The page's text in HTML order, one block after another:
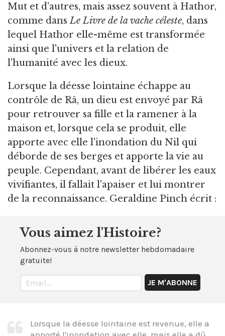
Mut et d'autres, mais assez souvent à Hathor,
comme dansLe Livre de la vache céleste, dans
lequel Hathor elle-même est transformée
ainsi que l'univers et la relation de
l'humanité avec les dieux.
Lorsque la déesse lointaine échappe au
contrôle de Râ, un dieu est envoyé par Râ
pour retrouver sa fille et la ramener à la
maison et, lorsque cela se produit, elle
apporte avec elle l'inondation du Nil qui
déborde de ses berges et apporte la vie au
peuple. Cependant, avant de libérer les eaux
vivifiantes, il fallait l'apaiser et lui montrer
de la reconnaissance. Geraldine Pinch écrit :
Vous aimez l'Histoire?
Abonnez-vous à notre newsletter hebdomadaire
gratuite!
Lorsque la déesse lointaine est revenue, elle a